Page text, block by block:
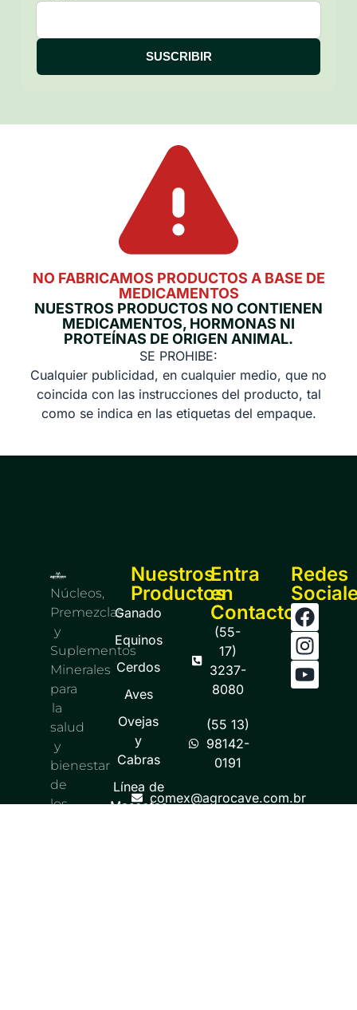
NO FABRICAMOS PRODUCTOS A BASE DE
MEDICAMENTOS
NUESTROS PRODUCTOS NO CONTIENEN
MEDICAMENTOS, HORMONAS NI
PROTEÍNAS DE ORIGEN ANIMAL.
SE PROHIBE:
Cualquier publicidad, en cualquier medio, que no
coincida con las instrucciones del producto, tal
como se indica en las etiquetas del empaque.
Núcleos,
Premezclas
y
Suplementos
Minerales
para
la
salud
y
bienestar
de
los
Nuestros
Productos
Ganado
Equinos
Cerdos
Aves
Ovejas
y
Cabras
Línea de
Mascotas
Entra
en
Contacto
(55-
17)
3237-
8080
(55 13)
98142-
0191
comex@agrocave.com.br
Redes